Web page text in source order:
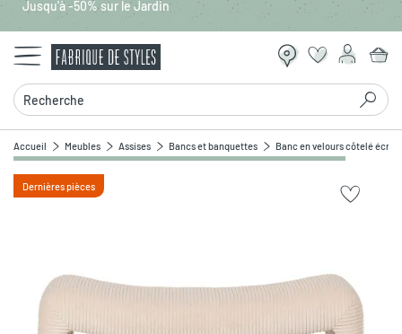
Aller au contenu principal
Jusqu'à -50% sur le Jardin
Recherche
Accueil Meubles Assises Bancs et banquettes Banc en velours côtelé écru
Dernières pièces